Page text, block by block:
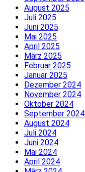
August 2025
Juli 2025
Juni 2025
Mai 2025
April 2025
März 2025
Februar 2025
Januar 2025
Dezember 2024
November 2024
Oktober 2024
September 2024
August 2024
Juli 2024
Juni 2024
Mai 2024
April 2024